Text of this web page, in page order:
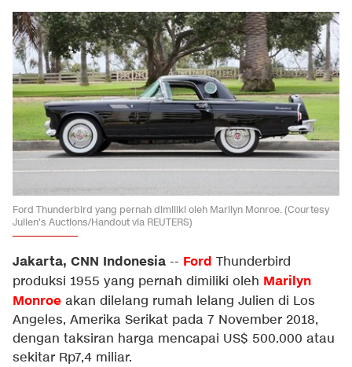
Ford Thunderbird yang pernah dimiliki oleh Marilyn Monroe. (Courtesy
Julien's Auctions/Handout via REUTERS)
Jakarta, CNN Indonesia -- Ford Thunderbird
produksi 1955 yang pernah dimiliki oleh Marilyn
Monroe akan dilelang rumah lelang Julien di Los
Angeles, Amerika Serikat pada 7 November 2018,
dengan taksiran harga mencapai US$ 500.000 atau
sekitar Rp7,4 miliar.